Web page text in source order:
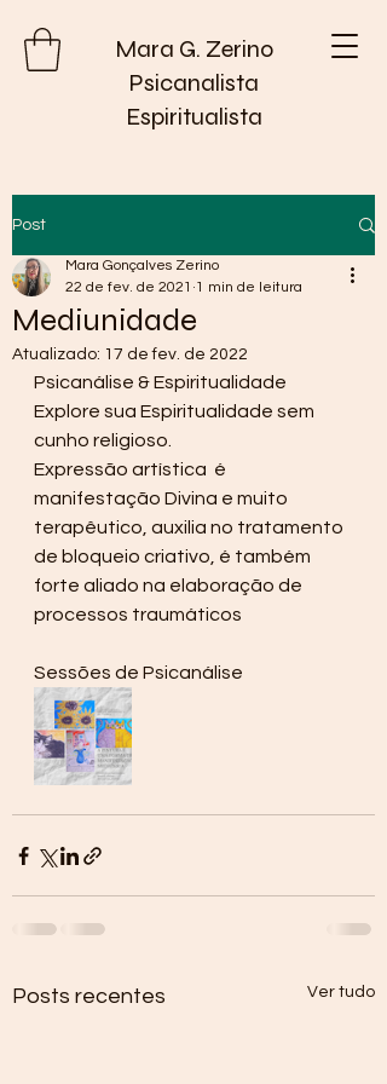
Mara G. Zerino
Psicanalista
Espiritualista
Post
Mediunidade
Mara Gonçalves Zerino
22 de fev. de 2021 1 min de leitura
Atualizado: 17 de fev. de 2022
Psicanálise & Espiritualidade
Explore sua Espiritualidade sem
cunho religioso.
Expressão artística  é
manifestação Divina e muito
terapêutico, auxilia no tratamento
de bloqueio criativo, é também
forte aliado na elaboração de
processos traumáticos
Sessões de Psicanálise
Posts recentes Ver tudo